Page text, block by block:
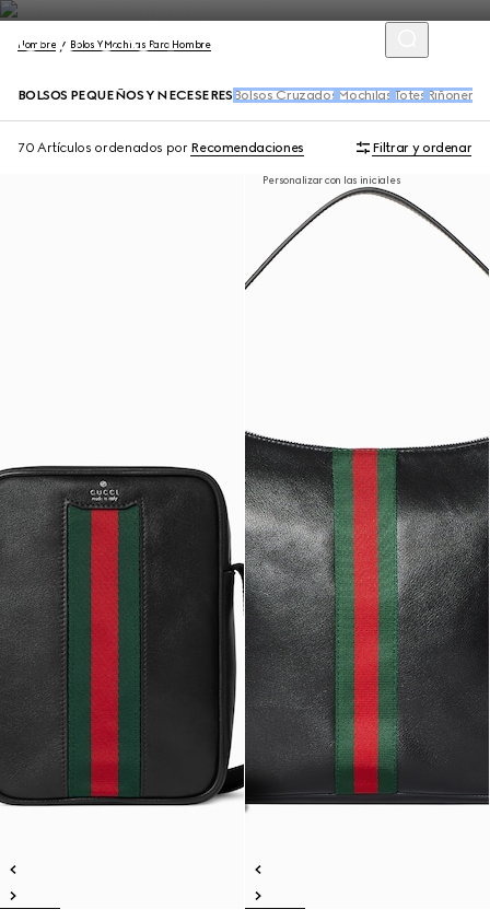
Hombre Bolos Y Mochilas Para Hombre
BOLSOS PEQUEÑOS Y NECESERES Bolsos Cruzados Mochilas Totes
70 Artículos ordenados por Recomendaciones Filtrar y ordenar
Personalizar con las iniciales